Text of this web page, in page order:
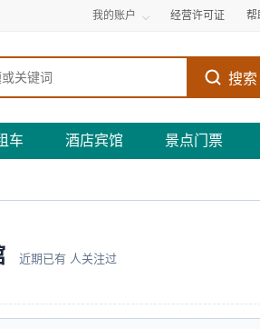
我的账户 经营许可证 帮
搜索
车 酒店宾馆 景点门票
近期已有 人关注过